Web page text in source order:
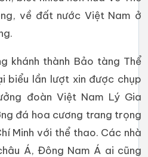
về đất nước Việt Nam ở
khánh thành Bảo tàng Thể
biểu lần lượt xin được chụp
đoàn Việt Nam Lý Gia
đá hoa cương trang trọng
Minh với thể thao. Các nhà
Á, Đông Nam Á ai cũng